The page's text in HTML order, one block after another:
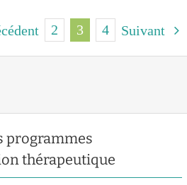
2 3 4 Suivant
programmes
thérapeutique